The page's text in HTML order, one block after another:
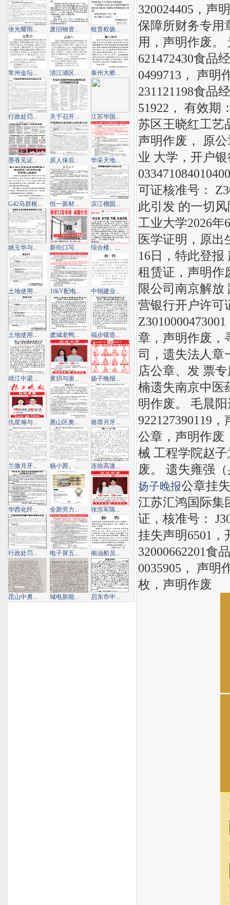
320024405，声
保障所财务专用
用，声明作废。
621472430食品
0499713， 声明
231121198食品
51922， 有效期
苏区王晓红工艺
声明作废， 原
业 大学，开户
可证核准号：
此引发 的一切
工业大学2026
医学证明，原出
16日，特此登报
租赁证，声明作
限公司南京解放
营银行开户许可
章，声明作废，
司，遗失法人章
店公章、发 票
楠遗失南京中医
明作废。 毛晨
922127390119
公章，声明作废
械 工程学院赵
废。 遗失雍强
扬子晚报公章挂
江苏汇鸿国际集
证，核准号：
挂失声明6501
32000662201食
0035905， 声明
枚，声明作废
张光耀雨... 废旧物资... 租赁权扬...
常州金坛... 清江浦区... 泰州大桥...
行政处罚... 关于召开... 江苏华国...
墨香见证... 原人保后... 华采天地...
G42马群枢... 恒一新材... 滨江榴园...
姚玉华与... 新街口写... 综合楼、...
土地使用... 10kV配电... 中翎建业...
土地使用... 虞城老鸭... 福步锻造...
靖江中梁... 黄玥与谢... 扬子晚报...
仇星瀚与... 惠山区奥... 骆蓉月牙...
兰傲月牙... 杨小茜、... 连徐高速...
华西化纤... 全新劳力... 张浩军陈...
行政处罚... 电子屏五... 南油船员...
昆山中勇... 城电新能... 启东市中...